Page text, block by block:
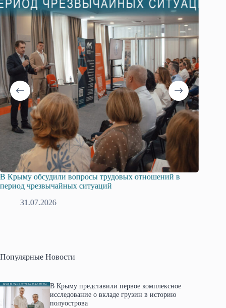
отношений в
Русская община Крыма и Федерация
профсоюзов Крыма укрепляют
Популярные Новости
В Крыму представили первое комплексное
исследование о вкладе грузин в историю
полуострова